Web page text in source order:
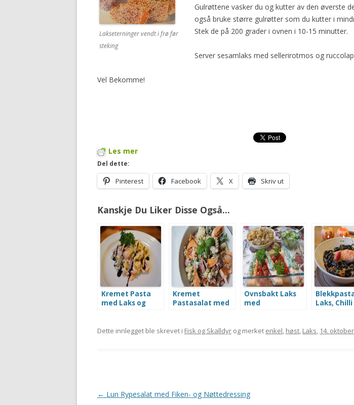
Lakseterninger vendt i frø før
steking
Gulrøttene vasker du og kutter av den øverste
også bruke større gulrøtter som du kutter i
Stek de på 200 grader i ovnen i 10-15 minutter.
Server sesamlaks med sellerirotmos og
Vel Bekomme!
Les mer
Del dette:
Pinterest Facebook X Skriv ut
Kanskje Du Liker Disse Også...
Kremet Pasta
med Laks og
Kremet
Pastasalat med
Ovnsbakt Laks
med
Laks, Chilli
Halloween!
Dette innlegget ble skrevet i Fisk og Skalldyr og merket enkel, høst, Laks, 14.
Innleggsnavigasjon
← Lun Rypesalat med Fiken- og Nøttedressing